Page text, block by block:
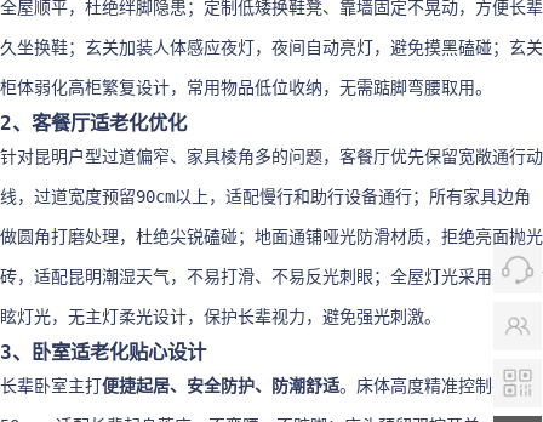
全屋顺平，杜绝绊脚隐患；定制低矮换鞋凳、靠墙固定不晃动，方便长辈
久坐换鞋；玄关加装人体感应夜灯，夜间自动亮灯，避免摸黑磕碰；玄关
柜体弱化高柜繁复设计，常用物品低位收纳，无需踮脚弯腰取用。
2、客餐厅适老化优化
针对昆明户型过道偏窄、家具棱角多的问题，客餐厅优先保留宽敞通行动
线，过道宽度预留90cm以上，适配慢行和助行设备通行；所有家具边角
做圆角打磨处理，杜绝尖锐磕碰；地面通铺哑光防滑材质，拒绝亮面抛光
砖，适配昆明潮湿天气，不易打滑、不易反光刺眼；全屋灯光采用柔和防
眩灯光，无主灯柔光设计，保护长辈视力，避免强光刺激。
3、卧室适老化贴心设计
长辈卧室主打便捷起居、安全防护、防潮舒适。床体高度精准控制在45-